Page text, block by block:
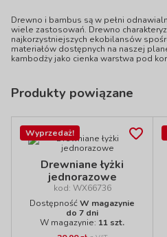
Drewno i bambus są w pełni
wiele zastosowań. Drewno
najkorzystniejszych ekobilansów
materiałów dostępnych na naszej
kambodży jako cienka warstwa pod
Produkty powiązane
Wyprzedaż!
Drewniane łyżki
jednorazowe
kod: WX66736
DostępnośćW magazynie
do 7 dni
W magazynie: 11 szt.